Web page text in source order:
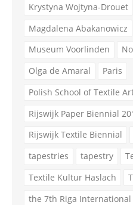
Krystyna Wojtyna-Drouet
Magdalena Abakanowicz
Museum Voorlinden
Olga de Amaral
Paris
Polish School of Textile
Rijswijk Paper Biennial
Rijswijk Textile Biennial
tapestries
tapestry
Textile Kultur Haslach
the 7th Riga